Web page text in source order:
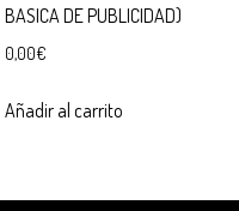
BASICA DE PUBLICIDAD)
0,00€
Añadir al carrito